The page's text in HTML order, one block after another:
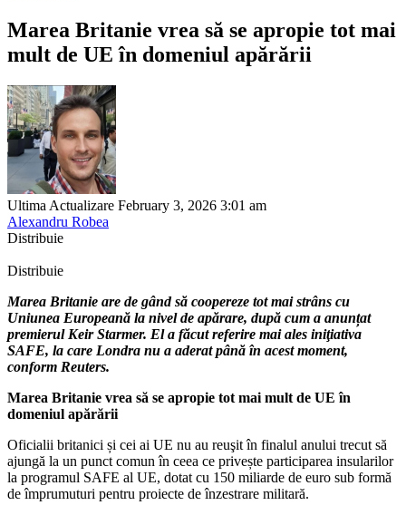
Marea Britanie vrea să se apropie tot mai
mult de UE în domeniul apărării
Ultima Actualizare February 3, 2026 3:01 am
Alexandru Robea
Distribuie
Distribuie
Marea Britanie are de gând să coopereze tot mai strâns cu
Uniunea Europeană la nivel de apărare, după cum a anunțat
premierul Keir Starmer. El a făcut referire mai ales iniţiativa
SAFE, la care Londra nu a aderat până în acest moment,
conform Reuters.
Marea Britanie vrea să se apropie tot mai mult de UE în
domeniul apărării
Oficialii britanici și cei ai UE nu au reuşit în finalul anului trecut să
ajungă la un punct comun în ceea ce privește participarea insularilor
la programul SAFE al UE, dotat cu 150 miliarde de euro sub formă
de împrumuturi pentru proiecte de înzestrare militară.